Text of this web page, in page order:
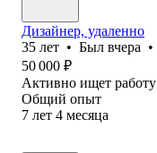
Дизайнер, удаленно
35 лет • Был вчера •
50 000 ₽
Активно ищет работу
Общий опыт
7 лет 4 месяца